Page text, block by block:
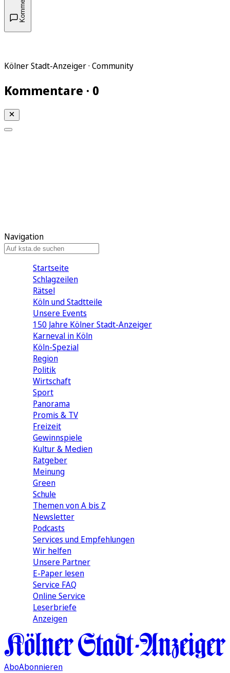
Kölner Stadt-Anzeiger · Community
Kommentare · 0
Navigation
Startseite
Schlagzeilen
Rätsel
Köln und Stadtteile
Unsere Events
150 Jahre Kölner Stadt-Anzeiger
Karneval in Köln
Köln-Spezial
Region
Politik
Wirtschaft
Sport
Panorama
Promis & TV
Freizeit
Gewinnspiele
Kultur & Medien
Ratgeber
Meinung
Green
Schule
Themen von A bis Z
Newsletter
Podcasts
Services und Empfehlungen
Wir helfen
Unsere Partner
E-Paper lesen
Service FAQ
Online Service
Leserbriefe
Anzeigen
AboAbonnieren